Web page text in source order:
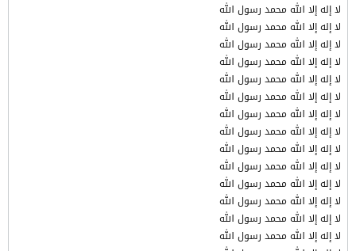
لا إله إلا الله محمد رسول الله
لا إله إلا الله محمد رسول الله
لا إله إلا الله محمد رسول الله
لا إله إلا الله محمد رسول الله
لا إله إلا الله محمد رسول الله
لا إله إلا الله محمد رسول الله
لا إله إلا الله محمد رسول الله
لا إله إلا الله محمد رسول الله
لا إله إلا الله محمد رسول الله
لا إله إلا الله محمد رسول الله
لا إله إلا الله محمد رسول الله
لا إله إلا الله محمد رسول الله
لا إله إلا الله محمد رسول الله
لا إله إلا الله محمد رسول الله